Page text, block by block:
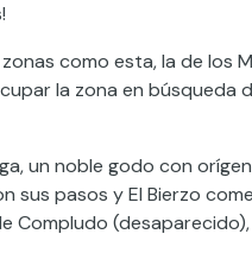
como esta, la de los
la zona en búsqueda
un noble godo con
sus pasos y El Bierzo